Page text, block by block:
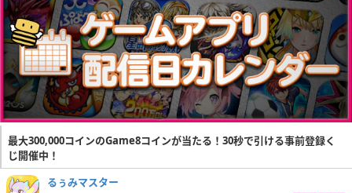
最大300,000コインのGame8コインが当たる！30秒で引ける事前登録く
じ開催中！
るぅみマスター